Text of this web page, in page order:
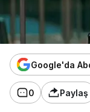
Google'da
0 Paylaş